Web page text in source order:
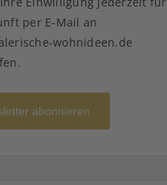
per E-Mail an
wohnideen.de